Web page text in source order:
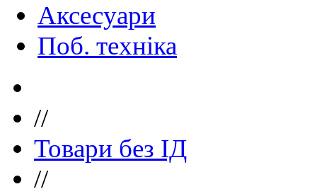
Аксесуари
Поб. техніка
//
Товари без ІД
//